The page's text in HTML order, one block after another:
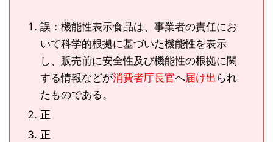
誤：機能性表示食品は、事業者の責任にお
いて科学的根拠に基づいた機能性を表示
し、販売前に安全性及び機能性の根拠に関
する情報などが消費者庁長官へ届け出 られ
たものである。
正
正